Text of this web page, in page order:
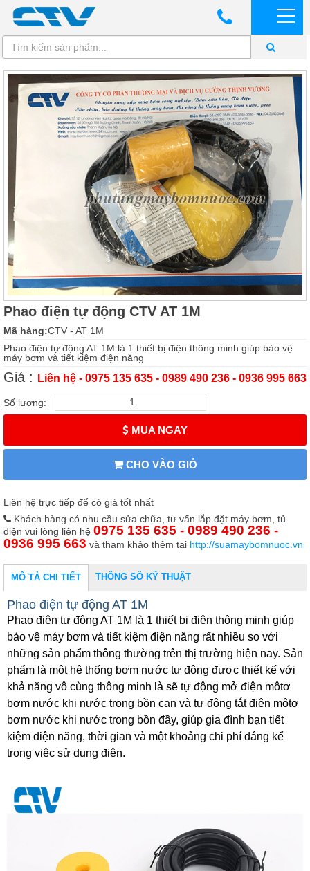
Phao điện tự động CTV AT 1M
Mã hàng:CTV - AT 1M
Phao điện tự động AT 1M là 1 thiết bị điện thông minh giúp bảo vệ
máy bơm và tiết kiệm điện năng
Giá : Liên hệ - 0975 135 635 - 0989 490 236 - 0936 995 663
Số lượng:
MUA NGAY
CHO VÀO GIỎ
Liên hệ trực tiếp để có giá tốt nhất
Khách hàng có nhu cầu sửa chữa, tư vấn lắp đặt máy bơm, tủ
điện vui lòng liên hệ 0975 135 635 - 0989 490 236 -
0936 995 663 và tham khảo thêm tại http://suamaybomnuoc.vn
MÔ TẢ CHI TIẾT THÔNG SỐ KỸ THUẬT
Phao điện tự động AT 1M
Phao điện tự động AT 1M là 1 thiết bị điện thông minh giúp
bảo vệ máy bơm và tiết kiệm điện năng rất nhiều so với
những sản phẩm thông thường trên thị trường hiện nay. Sản
phẩm là một hệ thống bơm nước tự động được thiết kế với
khả năng vô cùng thông minh là sẽ tự động mở điện môtơ
bơm nước khi nước trong bồn cạn và tự động tắt điện môtơ
bơm nước khi nước trong bồn đầy, giúp gia đình bạn tiết
kiệm điện năng, thời gian và một khoảng chi phí đáng kể
trong việc sử dụng điện.